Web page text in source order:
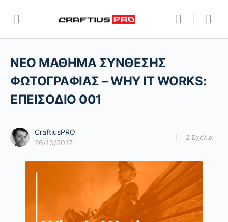
ΝΕΟ ΜΑΘΗΜΑ ΣΥΝΘΕΣΗΣ
ΦΩΤΟΓΡΑΦΙΑΣ – WHY IT WORKS:
ΕΠΕΙΣΟΔΙΟ 001
CraftiusPRO
26/10/2017
2 Σχόλια